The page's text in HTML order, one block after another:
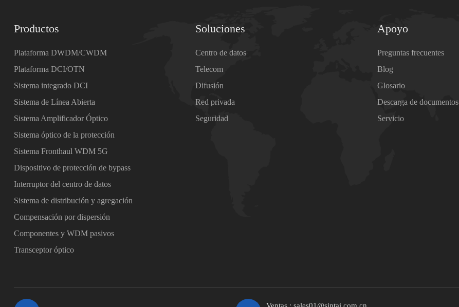
Productos
Plataforma DWDM/CWDM
Plataforma DCI/OTN
Sistema integrado DCI
Sistema de Línea Abierta
Sistema Amplificador Óptico
Sistema óptico de la protección
Sistema Fronthaul WDM 5G
Dispositivo de protección de bypass
Interruptor del centro de datos
Sistema de distribución y agregación
Compensación por dispersión
Componentes y WDM pasivos
Transceptor óptico
Soluciones
Centro de datos
Telecom
Difusión
Red privada
Seguridad
Apoyo
Preguntas frecuentes
Blog
Glosario
Descarga de documentos
Servicio